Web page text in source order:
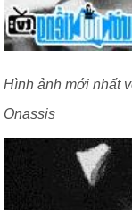
Hình ảnh mới nhất
Onassis